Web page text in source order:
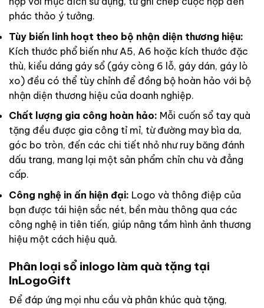
phác thảo ý tưởng.
Tùy biến linh hoạt theo bộ nhận diện thương hiệu:
Kích thước phổ biến như A5, A6 hoặc kích thước đặc
thù, kiểu dáng gáy sổ (gáy còng 6 lỗ, gáy dán, gáy lò
xo) đều có thể tùy chỉnh để đồng bộ hoàn hảo với bộ
nhận diện thương hiệu của doanh nghiệp.
Chất lượng gia công hoàn hảo: Mỗi cuốn sổ tay quà
tặng đều được gia công tỉ mỉ, từ đường may bìa da,
góc bo tròn, đến các chi tiết nhỏ như ruy băng đánh
dấu trang, mang lại một sản phẩm chỉn chu và đẳng
cấp.
Công nghệ in ấn hiện đại: Logo và thông điệp của
bạn được tái hiện sắc nét, bền màu thông qua các
công nghệ in tiên tiến, giúp nâng tầm hình ảnh thương
hiệu một cách hiệu quả.
Phân loại sổ inlogo làm quà tặng tại
InLogoGift
Để đáp ứng mọi nhu cầu và phân khúc quà tặng,